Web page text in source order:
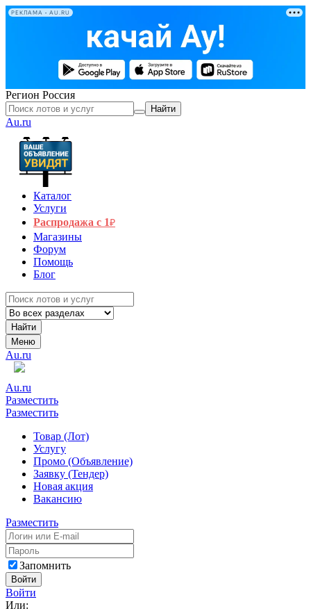
РЕКЛАМА • AU.RU
Регион Россия
Найти
Au.ru
Каталог
Услуги
Распродажа с 1₽
Магазины
Форум
Помощь
Блог
Найти
Меню
Au.ru
Au.ru
Разместить
Разместить
Товар (Лот)
Услугу
Промо (Объявление)
Заявку (Тендер)
Новая акция
Вакансию
Разместить
Запомнить
Войти
Войти
Или: